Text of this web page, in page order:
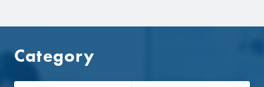
c
e
Category